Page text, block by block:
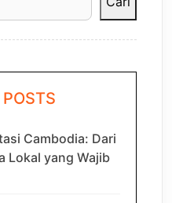
Cambodia: Dari
Lokal yang Wajib